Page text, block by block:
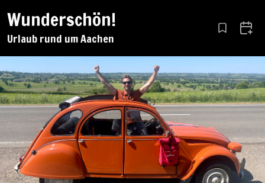
Wunderschön!
Urlaub rund um Aachen Aus den